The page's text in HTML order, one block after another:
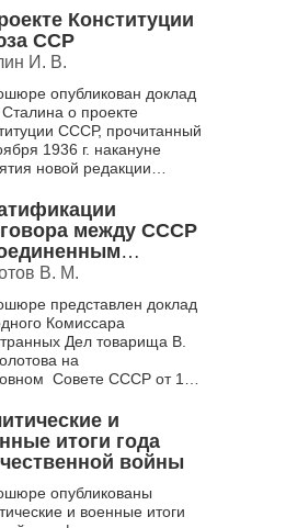
кафедр
ленини...
Конституции
ССР
И. В.
опубликован доклад
о проекте
СССР, прочитанный
1936 г. накануне
новой редакции
между СССР
в
о
и войне против
Германии
сообщников в
и о
помощи
войны"
В. М.
представлен доклад
Комиссара
Дел товарища В.
на
Совете СССР от 18
и
итоги года
войны
опубликованы
и военные итоги